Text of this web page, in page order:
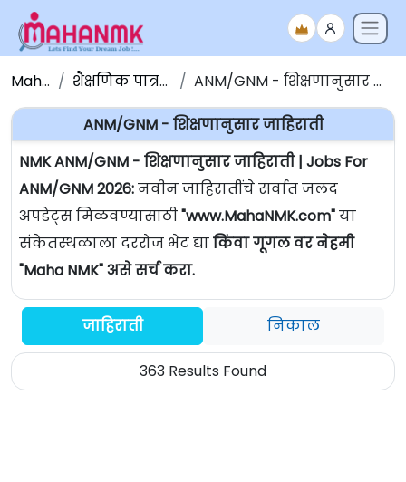
Maha NMK शैक्षणिक पात्रतेनुसार जाहिराती ANM/GNM - शिक्षणानुसार जाहिराती | Jobs For ANM/GNM
ANM/GNM - शिक्षणानुसार जाहिराती
NMK ANM/GNM - शिक्षणानुसार जाहिराती | Jobs For
ANM/GNM 2026:नवीन जाहिरातींचे सर्वात जलद
अपडेट्स मिळवण्यासाठी"www.MahaNMK.com"या
संकेतस्थळाला दररोज भेट द्याकिंवा गूगल वर नेहमी
"Maha NMK" असे सर्च करा.
जाहिराती निकाल
363 Results Found